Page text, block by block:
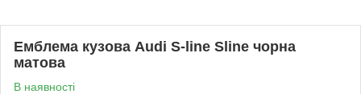
Емблема кузова Audi S-line Sline чорна
матова
В наявності